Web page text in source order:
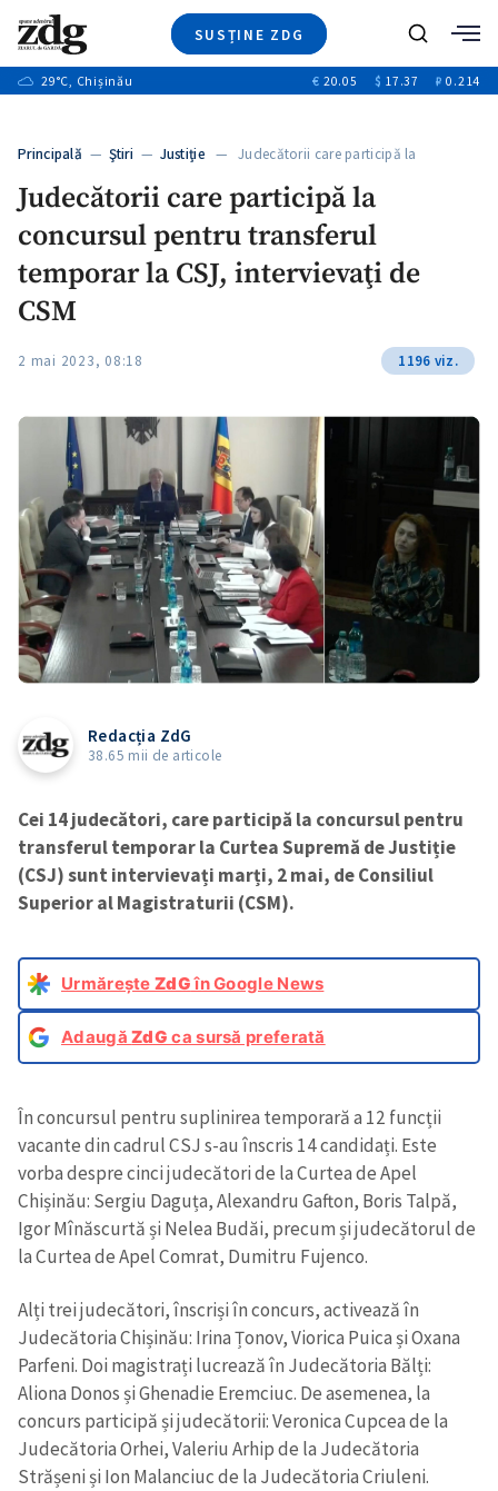
SUSȚINE ZDG
Ştiri
+6
Special
+1
+1
Blog
+2
Caută
29°C, Chișinău € 20.05 $ 17.37 ₽ 0.214
Principală — Ştiri — Justiție— Judecătorii care participă la
Judecătorii care participă la
concursul pentru transferul
temporar la CSJ, intervievaţi de
CSM
2 mai 2023, 08:18 1196 viz.
Redacția ZdG
38.65 mii de articole
Cei 14 judecători, care participă la concursul pentru
transferul temporar la Curtea Supremă de Justiție
(CSJ) sunt intervievați marți, 2 mai, de Consiliul
Superior al Magistraturii (CSM).
Urmărește ZdGîn Google News
AdaugăZdG ca sursă preferată
În concursul pentru suplinirea temporară a 12 funcții
vacante din cadrul CSJ s-au înscris 14 candidați. Este
vorba despre cinci judecători de la Curtea de Apel
Chișinău: Sergiu Daguța, Alexandru Gafton, Boris Talpă,
Igor Mînăscurtă și Nelea Budăi, precum și judecătorul de
la Curtea de Apel Comrat, Dumitru Fujenco.
Alți trei judecători, înscriși în concurs, activează în
Judecătoria Chișinău: Irina Țonov, Viorica Puica și Oxana
Parfeni. Doi magistrați lucrează în Judecătoria Bălți:
Aliona Donos și Ghenadie Eremciuc. De asemenea, la
concurs participă și judecătorii: Veronica Cupcea de la
Judecătoria Orhei, Valeriu Arhip de la Judecătoria
Strășeni și Ion Malanciuc de la Judecătoria Criuleni.